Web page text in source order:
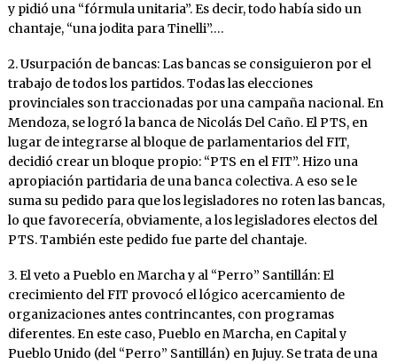
y pidió una “fórmula unitaria”. Es decir, todo había sido un
chantaje, “una jodita para Tinelli”….
2. Usurpación de bancas: Las bancas se consiguieron por el
trabajo de todos los partidos. Todas las elecciones
provinciales son traccionadas por una campaña nacional. En
Mendoza, se logró la banca de Nicolás Del Caño. El PTS, en
lugar de integrarse al bloque de parlamentarios del FIT,
decidió crear un bloque propio: “PTS en el FIT”. Hizo una
apropiación partidaria de una banca colectiva. A eso se le
suma su pedido para que los legisladores no roten las bancas,
lo que favorecería, obviamente, a los legisladores electos del
PTS. También este pedido fue parte del chantaje.
3. El veto a Pueblo en Marcha y al “Perro” Santillán: El
crecimiento del FIT provocó el lógico acercamiento de
organizaciones antes contrincantes, con programas
diferentes. En este caso, Pueblo en Marcha, en Capital y
Pueblo Unido (del “Perro” Santillán) en Jujuy. Se trata de una